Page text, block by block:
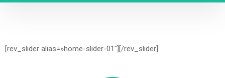
[rev_slider alias=»home-slider-01″][/rev_slider]